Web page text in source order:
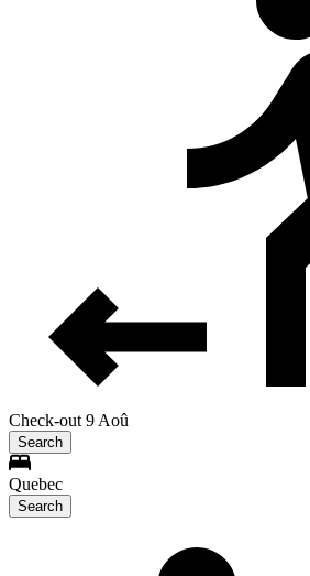
Check-out 9 Aoû
Search
Quebec
Search